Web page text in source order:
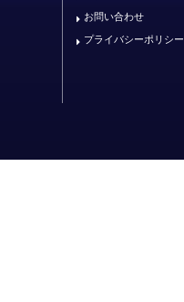
お問い合わせ
プライバシーポリシー